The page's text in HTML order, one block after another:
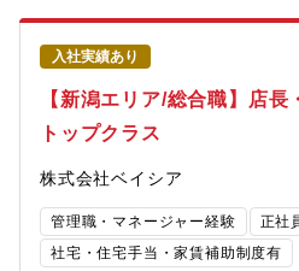
入社実績あり
【新潟エリア/総合職】店
トップクラス
株式会社ベイシア
管理職・マネージャー経験
正社
社宅・住宅手当・家賃補助制度有